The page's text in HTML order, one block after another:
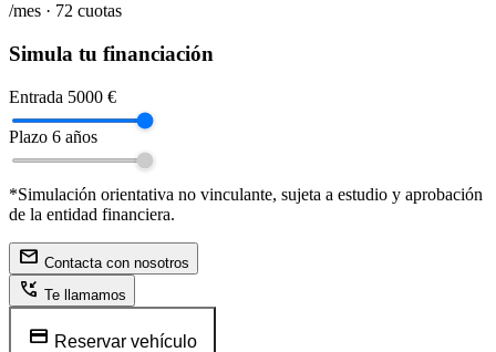
/mes · 72 cuotas
Simula tu financiación
Entrada 5000 €
Plazo 6 años
*Simulación orientativa no vinculante, sujeta a estudio y aprobación
de la entidad financiera.
mail Contacta con nosotros
phone_callback Te llamamos
credit_card Reservar vehículo